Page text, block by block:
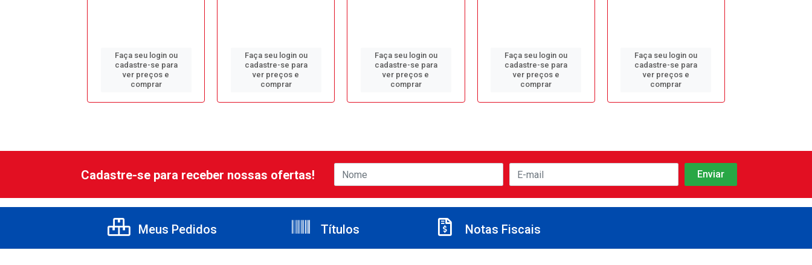
Faça seu login ou
cadastre-se para
ver preços e
comprar
Faça seu login ou
cadastre-se para
ver preços e
comprar
Faça seu login ou
cadastre-se para
ver preços e
comprar
Faça seu login ou
cadastre-se para
ver preços e
comprar
Faça seu login ou
cadastre-se para
ver preços e
comprar
Cadastre-se para receber nossas ofertas!
Meus Pedidos Títulos Notas Fiscais